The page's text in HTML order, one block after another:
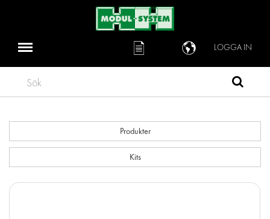
LOGGA IN
Sök
Produkter
Kits